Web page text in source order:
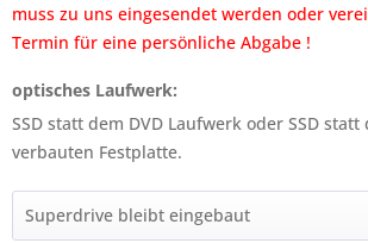
muss zu uns eingesendet werden oder
Termin für eine persönliche Abgabe !
optisches Laufwerk:
SSD statt dem DVD Laufwerk oder SSD
verbauten Festplatte.